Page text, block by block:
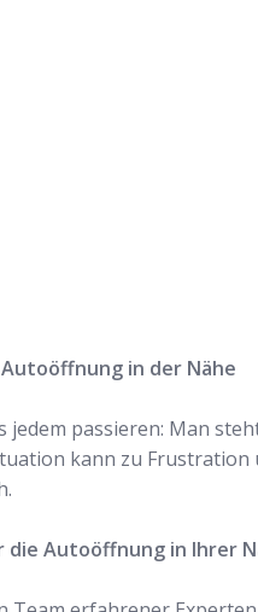
in der Nähe
passieren: Man
kann zu
Autoöffnung in Ihrer